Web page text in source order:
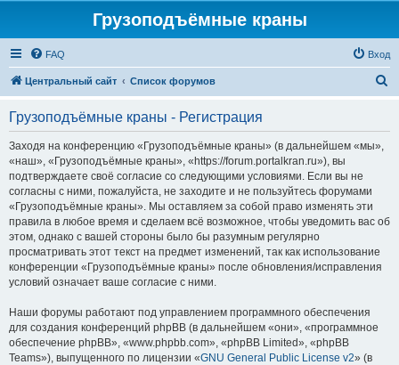
Грузоподъёмные краны
FAQ Вход
Центральный сайт Список форумов
Грузоподъёмные краны - Регистрация
Заходя на конференцию «Грузоподъёмные краны» (в дальнейшем «мы»,
«наш», «Грузоподъёмные краны», «https://forum.portalkran.ru»), вы
подтверждаете своё согласие со следующими условиями. Если вы не
согласны с ними, пожалуйста, не заходите и не пользуйтесь форумами
«Грузоподъёмные краны». Мы оставляем за собой право изменять эти
правила в любое время и сделаем всё возможное, чтобы уведомить вас об
этом, однако с вашей стороны было бы разумным регулярно
просматривать этот текст на предмет изменений, так как использование
конференции «Грузоподъёмные краны» после обновления/исправления
условий означает ваше согласие с ними.
Наши форумы работают под управлением программного обеспечения
для создания конференций phpBB (в дальнейшем «они», «программное
обеспечение phpBB», «www.phpbb.com», «phpBB Limited», «phpBB
Teams»), выпущенного по лицензии «GNU General Public License v2» (в